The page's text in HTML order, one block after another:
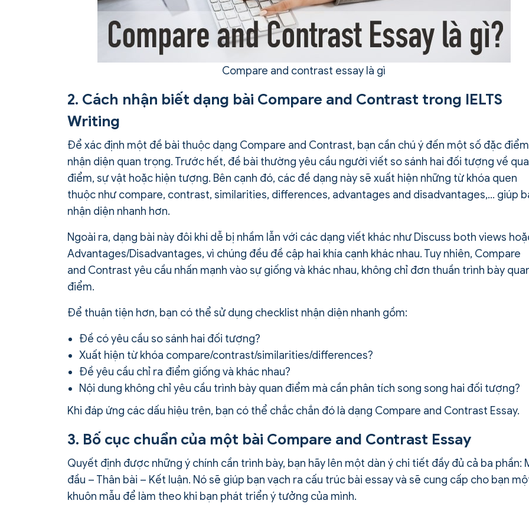
Compare and contrast essay là gì
2. Cách nhận biết dạng bài Compare and Contrast trong IELTS
Writing
Để xác định một đề bài thuộc dạng Compare and Contrast, bạn cần chú ý đến một số đặc điểm
nhận diện quan trọng. Trước hết, đề bài thường yêu cầu người viết so sánh hai đối tượng về
điểm, sự vật hoặc hiện tượng. Bên cạnh đó, các đề dạng này sẽ xuất hiện những từ khóa quen
thuộc như compare, contrast, similarities, differences, advantages and disadvantages,… giúp
nhận diện nhanh hơn.
Ngoài ra, dạng bài này đôi khi dễ bị nhầm lẫn với các dạng viết khác như Discuss both views
Advantages/Disadvantages, vì chúng đều đề cập hai khía cạnh khác nhau. Tuy nhiên, Compare
and Contrast yêu cầu nhấn mạnh vào sự giống và khác nhau, không chỉ đơn thuần trình bày
điểm.
Để thuận tiện hơn, bạn có thể sử dụng checklist nhận diện nhanh gồm:
Đề có yêu cầu so sánh hai đối tượng?
Xuất hiện từ khóa compare/contrast/similarities/differences?
Đề yêu cầu chỉ ra điểm giống và khác nhau?
Nội dung không chỉ yêu cầu trình bày quan điểm mà cần phân tích song song hai đối tượng?
Khi đáp ứng các dấu hiệu trên, bạn có thể chắc chắn đó là dạng Compare and Contrast Essay.
3. Bố cục chuẩn của một bài Compare and Contrast Essay
Quyết định được những ý chính cần trình bày, bạn hãy lên một dàn ý chi tiết đầy đủ cả ba phần:
đầu – Thân bài – Kết luận. Nó sẽ giúp bạn vạch ra cấu trúc bài essay và sẽ cung cấp cho bạn
khuôn mẫu để làm theo khi bạn phát triển ý tưởng của mình.